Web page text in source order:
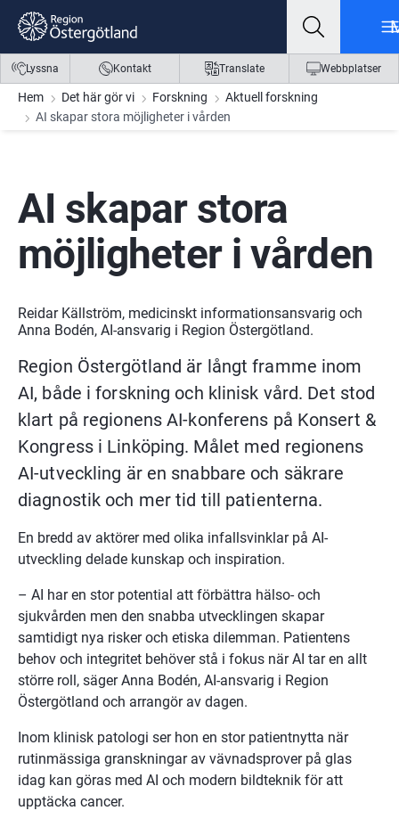
Gå till innehåll
Gå till meny
Gå till sidfot
Lyssna Kontakt Translate Webbplatser
Hem Det här gör vi Forskning
Aktuell forskning
AI skapar stora möjligheter i vården
AI skapar stora
möjligheter i vården
Reidar Källström, medicinskt informationsansvarig och
Anna Bodén, AI-ansvarig i Region Östergötland.
Region Östergötland är långt framme inom
AI, både i forskning och klinisk vård. Det stod
klart på regionens AI-konferens på Konsert &
Kongress i Linköping. Målet med regionens
AI-utveckling är en snabbare och säkrare
diagnostik och mer tid till patienterna.
En bredd av aktörer med olika infallsvinklar på AI-
utveckling delade kunskap och inspiration.
– AI har en stor potential att förbättra hälso- och
sjukvården men den snabba utvecklingen skapar
samtidigt nya risker och etiska dilemman. Patientens
behov och integritet behöver stå i fokus när AI tar en allt
större roll, säger Anna Bodén, AI-ansvarig i Region
Östergötland och arrangör av dagen.
Inom klinisk patologi ser hon en stor patientnytta när
rutinmässiga granskningar av vävnadsprover på glas
idag kan göras med AI och modern bildteknik för att
upptäcka cancer.